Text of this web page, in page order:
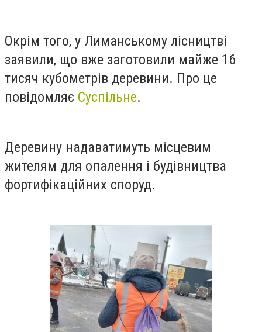
Окрім того, у Лиманському лісництві
заявили, що вже заготовили майже 16
тисяч кубометрів деревини. Про це
повідомляє Суспільне.
Деревину надаватимуть місцевим
жителям для опалення і будівництва
фортифікаційних споруд.